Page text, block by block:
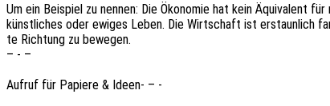
Um ein Beispiel zu nennen: Die Ökono­mie hat kein Äqui­va­lent
künst­li­ches oder ewiges Leben. Die Wirt­schaft ist erstaun­lich
te Rich­tung zu bewegen.
– - –
Aufruf für Papie­re & Ideen- – -